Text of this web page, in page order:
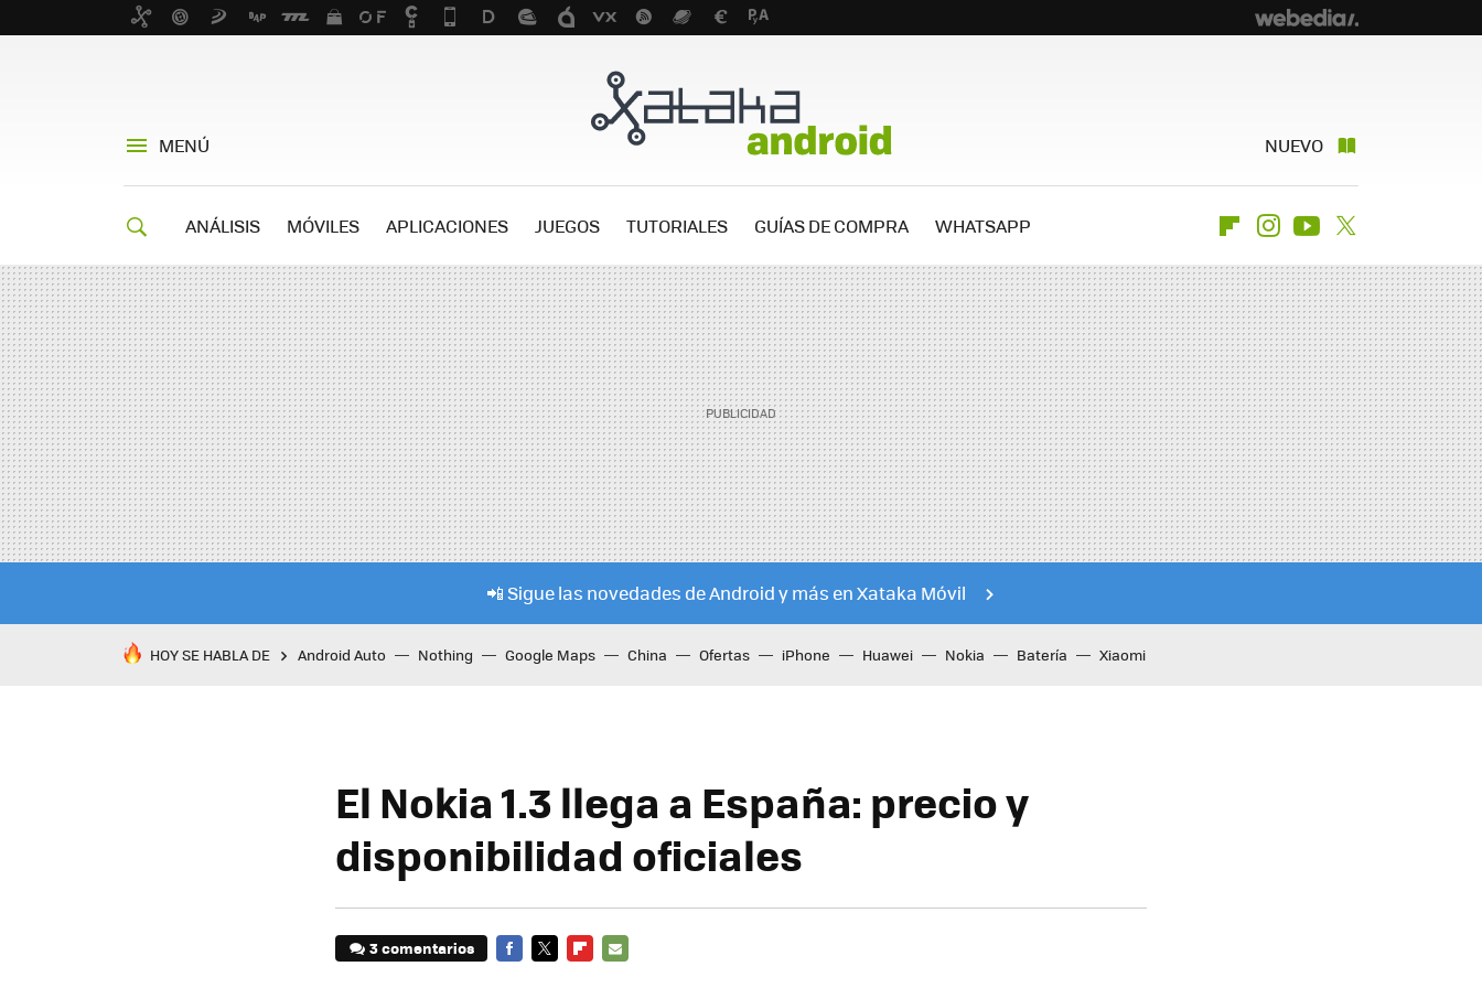
MENÚ NUEVO
ANÁLISIS MÓVILES APLICACIONES JUEGOS TUTORIALES GUÍAS DE COMPRA WHATSAPP FlipboardInstagramYoutube
📲 Sigue las novedades de Android y más en Xataka Móvil
HOY SE HABLA DE Android Auto Nothing Google Maps China Ofertas iPhone Huawei Nokia Batería Xiaomi
El Nokia 1.3 llega a España: precio y
disponibilidad oficiales
3 comentarios